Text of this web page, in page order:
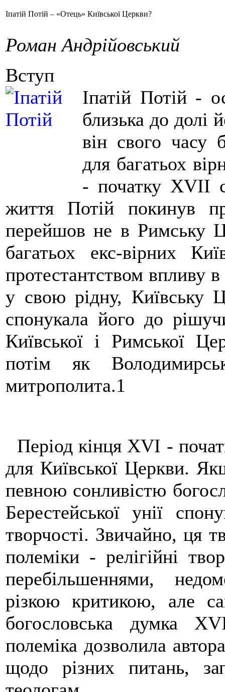
Іпатій Потій – «Отець» Київської Церкви?
Роман Андрійовський
Вступ
Іпатій Потій -
близька до долі
він свого часу
для багатьох
- початку XVII
життя Потій покинув
перейшов не в Римську
багатьох екс-вірних
протестантством впливу
у свою рідну, Київську
спонукала його до
Київської і Римської
потім як
митрополита.1
Період кінця XVI -
для Київської Церкви.
певною сонливістю
Берестейської унії
творчості. Звичайно, ця
полеміки - релігійні
перебільшеннями,
різкою критикою, але
богословська думка
полеміка дозволила
щодо різних питань,